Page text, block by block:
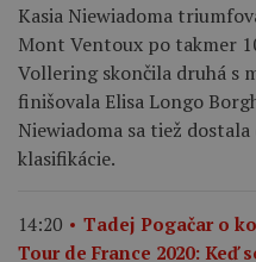
Kasia Niewiadoma
Mont Ventoux po takmer
Vollering skončila druhá s
finišovala Elisa Longo
Niewiadoma sa tiež
klasifikácie.
14:20
Tadej Pogačar o
Tour de France 2020: